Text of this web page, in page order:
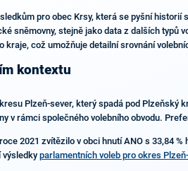
pro obec Krsy, která se pyšní
sněmovny, stejně jako data z dalších
kraje, což umožňuje detailní srovnání
kontextu
Plzeň-sever, který spadá pod Plzeňský
v rámci společného volebního obvodu.
2021 zvítězilo v obci hnutí ANO s 33,84
výsledky parlamentních voleb pro okres